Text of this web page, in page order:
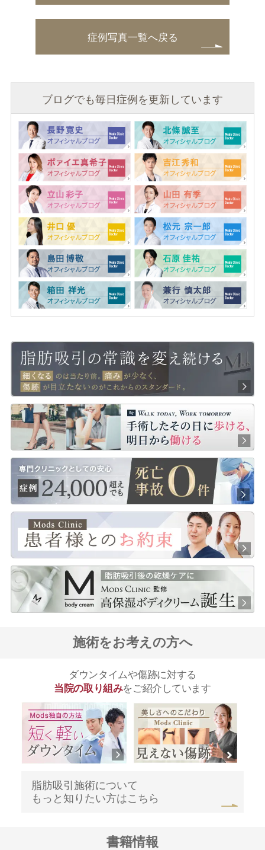
症例写真一覧へ戻る
ブログでも毎日症例を更新しています
施術をお考えの方へ
ダウンタイムや傷跡に対する
当院の取り組みをご紹介しています
脂肪吸引施術について
もっと知りたい方はこちら
書籍情報